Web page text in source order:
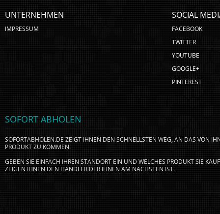
UNTERNEHMEN
IMPRESSUM
SOCIAL
FACEBOOK
TWITTER
YOUTUBE
GOOGLE+
PINTEREST
SOFORT ABHOLEN
SOFORTABHOLEN.DE ZEIGT IHNEN DEN SCHNELLSTEN WEG, AN DAS VON
PRODUKT ZU KOMMEN.
GEBEN SIE EINFACH IHREN STANDORT EIN UND WELCHES PRODUKT SIE
ZEIGEN IHNEN DEN HÄNDLER DER IHNEN AM NÄCHSTEN IST.